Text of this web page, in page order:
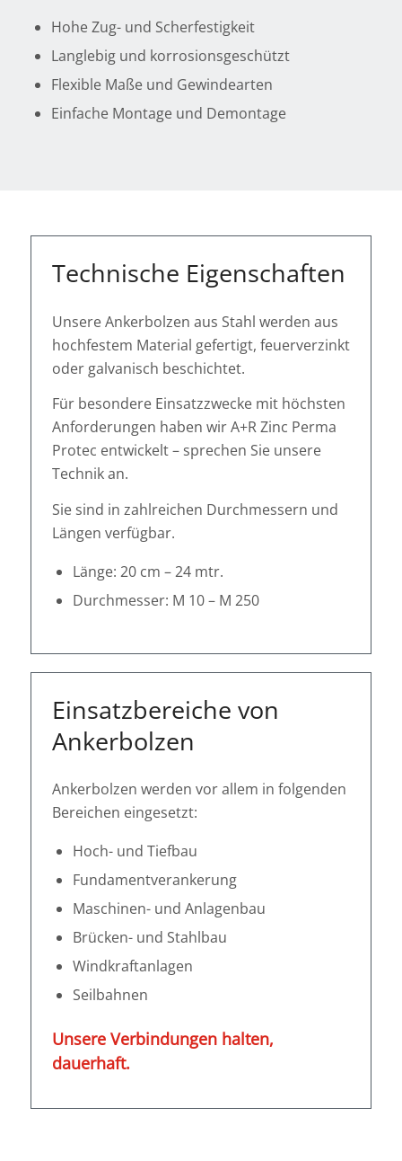
Hohe Zug- und Scherfestigkeit
Langlebig und korrosionsgeschützt
Flexible Maße und Gewindearten
Einfache Montage und Demontage
Technische Eigenschaften
Unsere Ankerbolzen aus Stahl werden aus
hochfestem Material gefertigt, feuerverzinkt
oder galvanisch beschichtet.
Für besondere Einsatzzwecke mit höchsten
Anforderungen haben wir A+R Zinc Perma
Protec entwickelt – sprechen Sie unsere
Technik an.
Sie sind in zahlreichen Durchmessern und
Längen verfügbar.
Länge: 20 cm – 24 mtr.
Durchmesser: M 10 – M 250
Einsatzbereiche von
Ankerbolzen
Ankerbolzen werden vor allem in folgenden
Bereichen eingesetzt:
Hoch- und Tiefbau
Fundamentverankerung
Maschinen- und Anlagenbau
Brücken- und Stahlbau
Windkraftanlagen
Seilbahnen
Unsere Verbindungen halten,
dauerhaft.